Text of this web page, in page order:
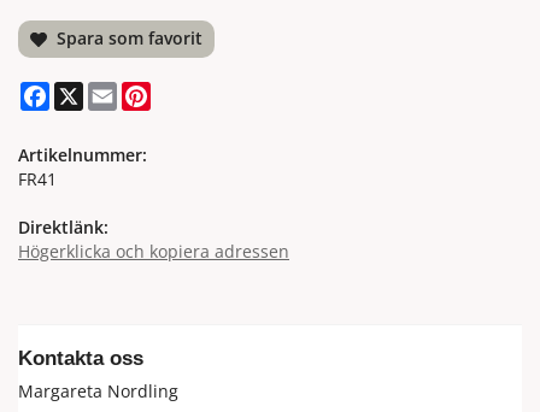
Spara som favorit
Facebook
X Email
Artikelnummer:
FR41
Direktlänk:
Högerklicka och kopiera adressen
Kontakta oss
Margareta Nordling